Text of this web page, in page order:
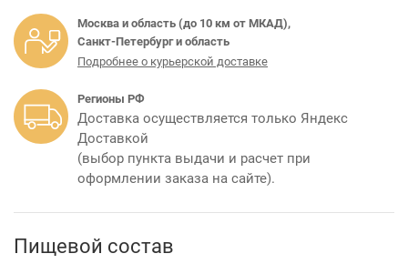
Москва и область (до 10 км от МКАД),
Санкт-Петербург и область
Подробнее о курьерской доставке
Регионы РФ
Доставка осуществляется только Яндекс
Доставкой
(выбор пункта выдачи и расчет при
оформлении заказа на сайте).
Пищевой состав